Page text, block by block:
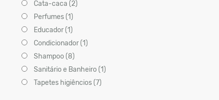
Cata-caca (2)
Perfumes (1)
Educador (1)
Condicionador (1)
Shampoo (8)
Sanitário e Banheiro (1)
Tapetes higiêncios (7)